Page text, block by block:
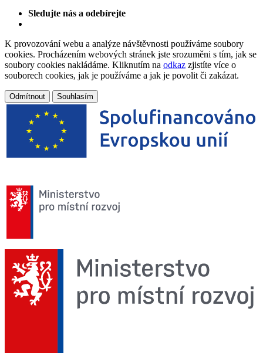
Sledujte nás a odebírejte
K provozování webu a analýze návštěvnosti používáme soubory
cookies. Procházením webových stránek jste srozuměni s tím, jak se
soubory cookies nakládáme. Kliknutím na odkaz zjistíte více o
souborech cookies, jak je používáme a jak je povolit či zakázat.
Odmítnout Souhlasím